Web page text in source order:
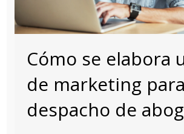
Cómo se elabora
de marketing
despacho de